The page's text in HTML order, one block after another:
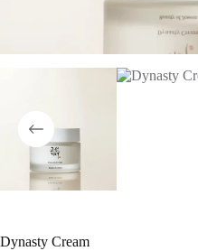
Dynasty Cream